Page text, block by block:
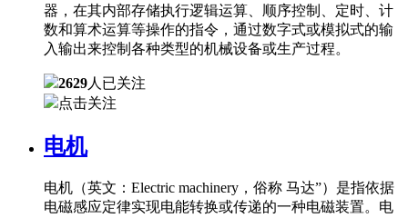
器，在其内部存储执行逻辑运算、顺序控制、定时、计
数和算术运算等操作的指令，通过数字式或模拟式的输
入输出来控制各种类型的机械设备或生产过程。
2629人已关注
点击关注
电机
电机（英文：Electric machinery，俗称 马达”）是指依据
电磁感应定律实现电能转换或传递的一种电磁装置。电